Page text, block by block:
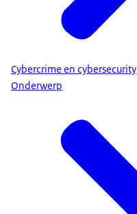
Cybercrime en cybersecurity
Onderwerp